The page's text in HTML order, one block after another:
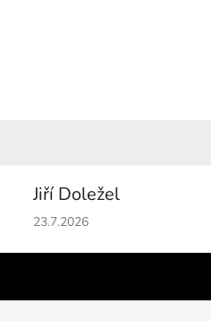
Jiří Doležel
Hodnocení obchodu je 5 z 5
23.7.2026